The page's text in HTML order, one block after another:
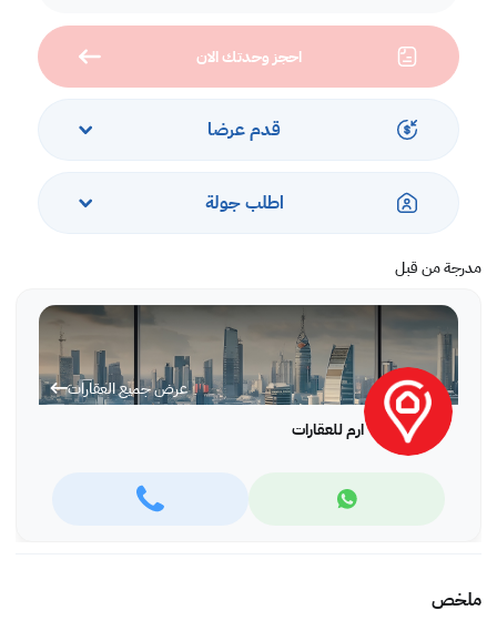
احجز وحدتك الان
قدم عرضا
اطلب جولة
مدرجة من قبل
عرض جميع العقارات
ارم للعقارات
ملخص